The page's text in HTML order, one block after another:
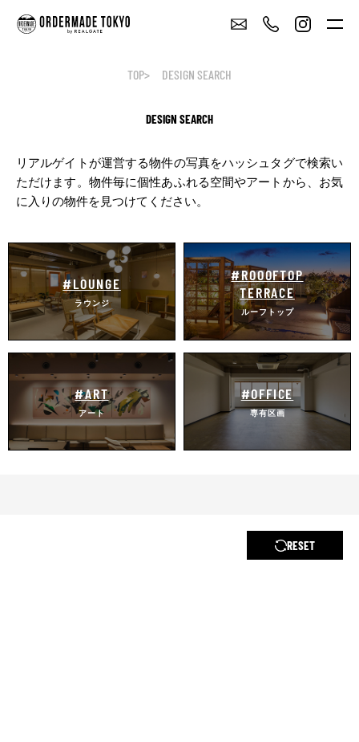
TOP DESIGN SEARCH
DESIGN SEARCH
リアルゲイトが運営する物件の写真をハッシュタグで検索い
ただけます。 物件毎に個性あふれる空間やアートから、お気
に入りの物件を見つけてください。
#LOUNGE
ラウンジ
#ROOOFTOP
TERRACE
ルーフトップ
#ART
アート
#OFFICE
専有区画
RESET